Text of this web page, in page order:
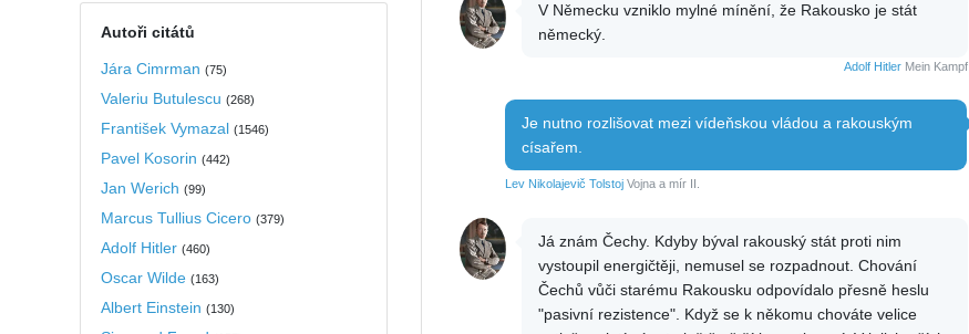
Autoři citátů
Jára Cimrman (75)
Valeriu Butulescu (268)
František Vymazal (1546)
Pavel Kosorin (442)
Jan Werich (99)
Marcus Tullius Cicero (379)
Adolf Hitler (460)
Oscar Wilde (163)
Albert Einstein (130)
V Německu vzniklo mylné mínění, že Rakousko je stát
německý.
Adolf HitlerMein Kampf
Je nutno rozlišovat mezi vídeňskou vládou a rakouským
císařem.
Lev Nikolajevič TolstojVojna a mír II.
Já znám Čechy. Kdyby býval rakouský stát proti nim
vystoupil energičtěji, nemusel se rozpadnout. Chování
Čechů vůči starému Rakousku odpovídalo přesně heslu
"pasivní rezistence". Když se k někomu chováte velice